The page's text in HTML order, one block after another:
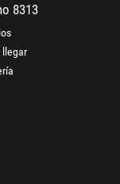
8313
llegar